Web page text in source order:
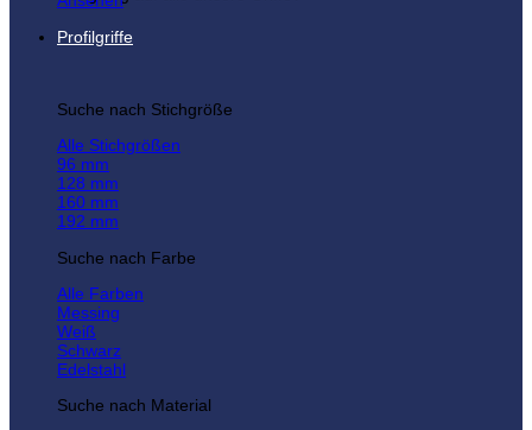
Profilgriffe
Suche nach Stichgröße
Alle Stichgrößen
96 mm
128 mm
160 mm
192 mm
Suche nach Farbe
Alle Farben
Messing
Weiß
Schwarz
Edelstahl
Suche nach Material